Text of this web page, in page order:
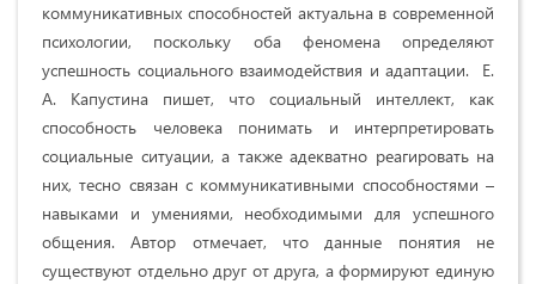
коммуникативных способностей актуальна в современной
психологии, поскольку оба феномена определяют
успешность социального взаимодействия и адаптации. Е.
А. Капустина пишет, что социальный интеллект, как
способность человека понимать и интерпретировать
социальные ситуации, а также адекватно реагировать на
них, тесно связан с коммуникативными способностями –
навыками и умениями, необходимыми для успешного
общения. Автор отмечает, что данные понятия не
существуют отдельно друг от друга, а формируют единую